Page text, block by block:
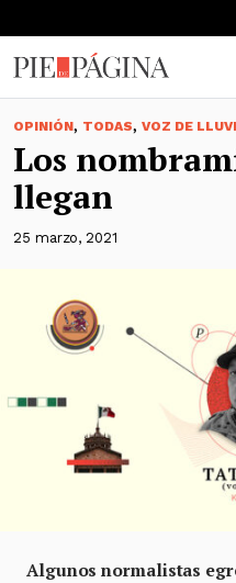
OPINIÓN, TODAS, VOZ DE
Los
llegan
25 marzo, 2021
Algunos normalistas